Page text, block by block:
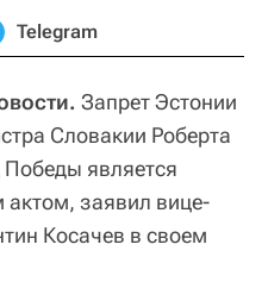
Telegram
Запрет Эстонии
Словакии Роберта
является
заявил вице-
Косачев в своем